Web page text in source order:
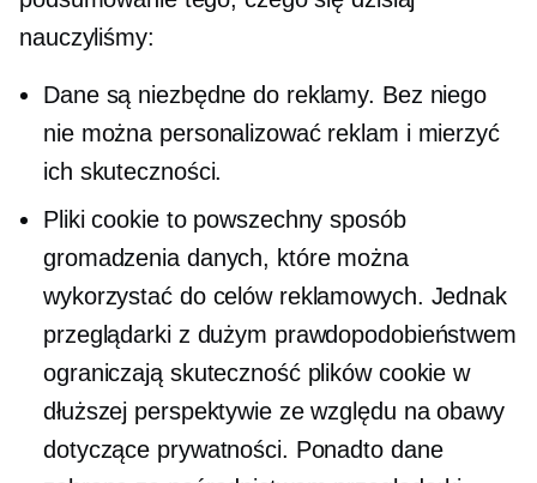
nauczyliśmy:
Dane są niezbędne do reklamy. Bez niego
nie można personalizować reklam i mierzyć
ich skuteczności.
Pliki cookie to powszechny sposób
gromadzenia danych, które można
wykorzystać do celów reklamowych. Jednak
przeglądarki z dużym prawdopodobieństwem
ograniczają skuteczność plików cookie w
dłuższej perspektywie ze względu na obawy
dotyczące prywatności. Ponadto dane